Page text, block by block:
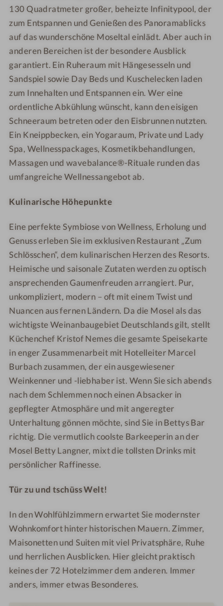
130 Quadratmeter großer, beheizte Infinitypool, der
zum Entspannen und Genießen des Panoramablicks
auf das wunderschöne Moseltal einlädt. Aber auch in
anderen Bereichen ist der besondere Ausblick
garantiert. Ein Ruheraum mit Hängesesseln und
Sandspiel sowie Day Beds und Kuschelecken laden
zum Innehalten und Entspannen ein. Wer eine
ordentliche Abkühlung wünscht, kann den eisigen
Schneeraum betreten oder den Eisbrunnen nutzten.
Ein Kneippbecken, ein Yogaraum, Private und Lady
Spa, Wellnesspackages, Kosmetikbehandlungen,
Massagen und wavebalance®-Rituale runden das
umfangreiche Wellnessangebot ab.
Kulinarische Höhepunkte
Eine perfekte Symbiose von Wellness, Erholung und
Genuss erleben Sie im exklusiven Restaurant „Zum
Schlösschen“, dem kulinarischen Herzen des Resorts.
Heimische und saisonale Zutaten werden zu optisch
ansprechenden Gaumenfreuden arrangiert. Pur,
unkompliziert, modern – oft mit einem Twist und
Nuancen aus fernen Ländern. Da die Mosel als das
wichtigste Weinanbaugebiet Deutschlands gilt, stellt
Küchenchef Kristof Nemes die gesamte Speisekarte
in enger Zusammenarbeit mit Hotelleiter Marcel
Burbach zusammen, der ein ausgewiesener
Weinkenner und -liebhaber ist. Wenn Sie sich abends
nach dem Schlemmen noch einen Absacker in
gepflegter Atmosphäre und mit angeregter
Unterhaltung gönnen möchte, sind Sie in Bettys Bar
richtig. Die vermutlich coolste Barkeeperin an der
Mosel Betty Langner, mixt die tollsten Drinks mit
persönlicher Raffinesse.
Tür zu und tschüss Welt!
In den Wohlfühlzimmern erwartet Sie modernster
Wohnkomfort hinter historischen Mauern. Zimmer,
Maisonetten und Suiten mit viel Privatsphäre, Ruhe
und herrlichen Ausblicken. Hier gleicht praktisch
keines der 72 Hotelzimmer dem anderen. Immer
anders, immer etwas Besonderes.